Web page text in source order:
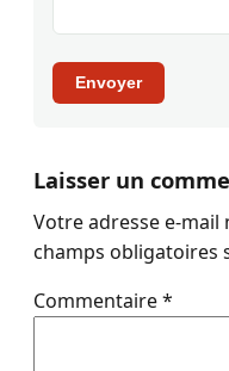
Envoyer
Laisser un
Votre adresse e-mail
champs obligatoires
Commentaire*